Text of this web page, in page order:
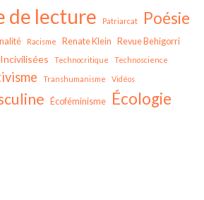
de lecture Patriarcat Poésie
Racisme Renate Klein Revue Behigorri
Technocritique Technoscience
Transhumanisme Vidéos
Écoféminisme Écologie